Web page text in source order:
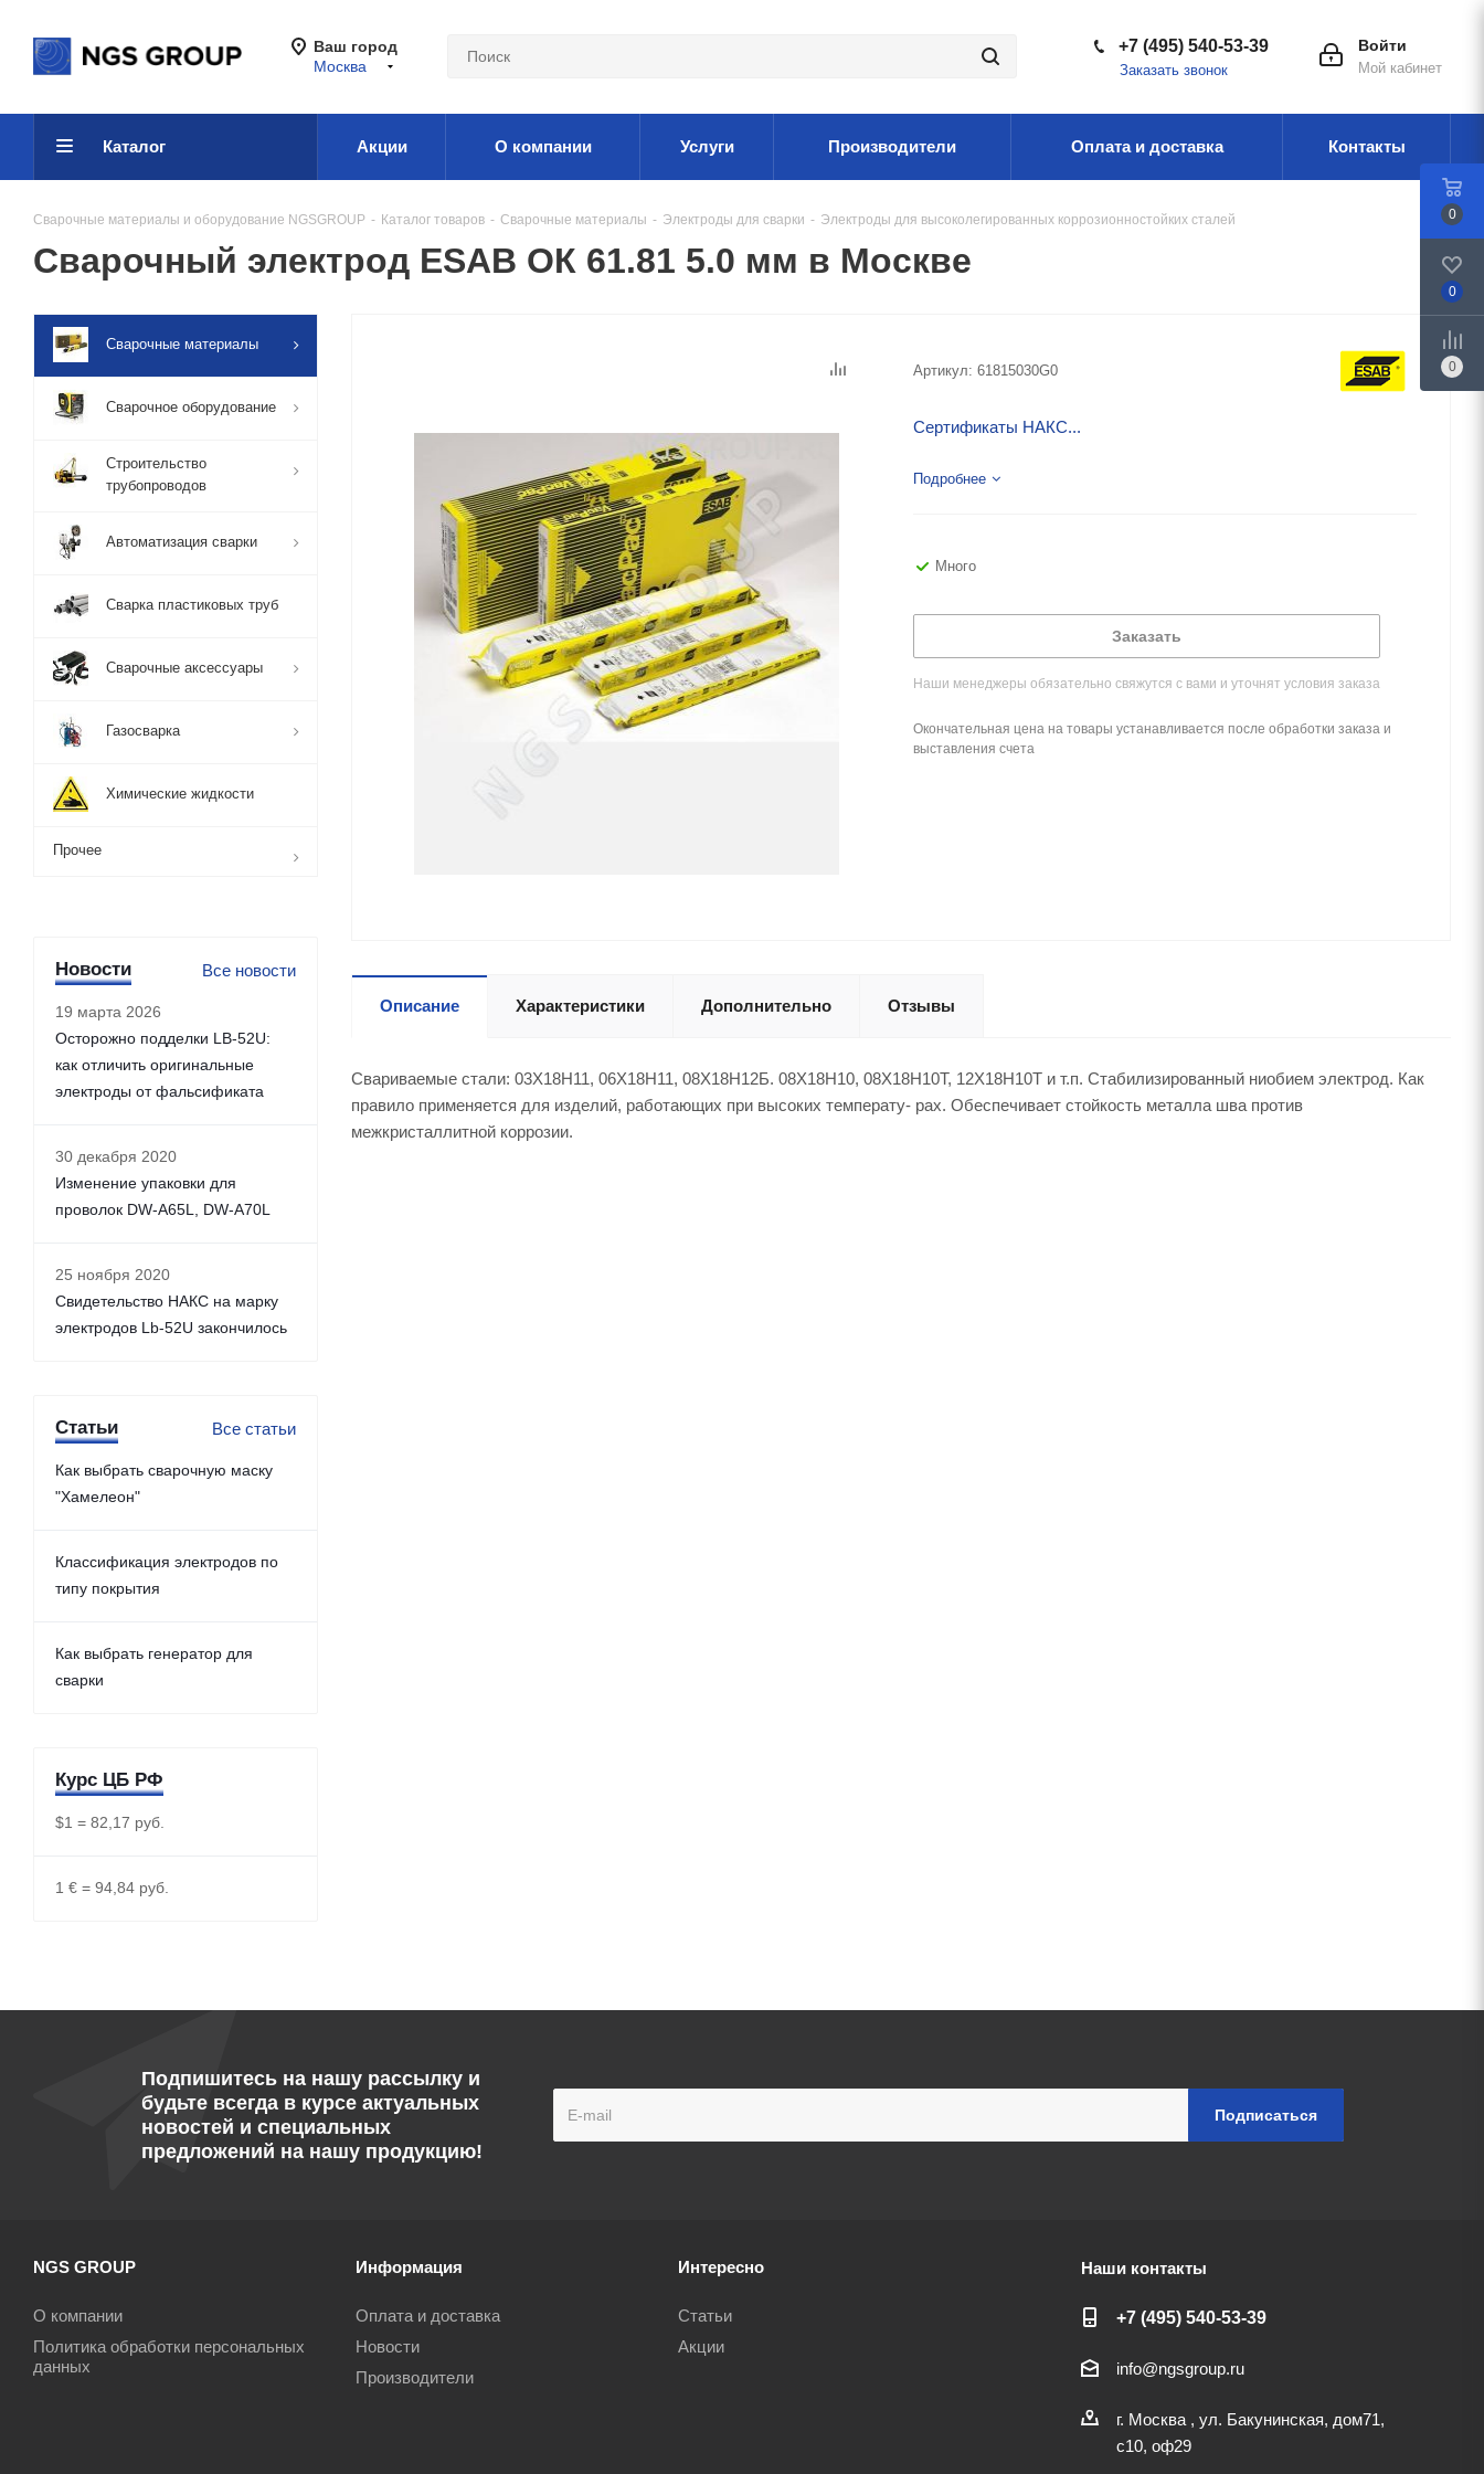
Ваш город
Москва
Войти
Мой кабинет
+7 (495) 540-53-39
Заказать звонок
Каталог Акции О компании Услуги Производители Оплата и доставка Контакты
Сварочные материалы и оборудование NGSGROUP - Каталог товаров - Сварочные материалы - Электроды для сварки - Электроды для высоколегированных коррозионностойких сталей
Сварочный электрод ESAB ОК 61.81 5.0 мм в Москве
Артикул: 61815030G0
Сертификаты НАКС...
Подробнее
Много
Заказать
Наши менеджеры обязательно свяжутся с вами и уточнят условия заказа
Окончательная цена на товары устанавливается после обработки заказа и
выставления счета
Описание Характеристики Дополнительно Отзывы
Свариваемые стали: 03Х18Н11, 06Х18Н11, 08Х18Н12Б. 08Х18Н10, 08Х18Н10Т, 12Х18Н10Т и т.п. Стабилизированный ниобием электрод. Как
правило применяется для изделий, работающих при высоких температу- рах. Обеспечивает стойкость металла шва против
межкристаллитной коррозии.
Сварочные материалы
Сварочное оборудование
Строительство
трубопроводов
Автоматизация сварки
Сварка пластиковых труб
Сварочные аксессуары
Газосварка
Химические жидкости
Прочее
Новости Все новости
19 марта 2026
Осторожно подделки LB-52U:
как отличить оригинальные
электроды от фальсификата
30 декабря 2020
Изменение упаковки для
проволок DW-A65L, DW-A70L
25 ноября 2020
Свидетельство НАКС на марку
электродов Lb-52U закончилось
Статьи Все статьи
Как выбрать сварочную маску
"Хамелеон"
Классификация электродов по
типу покрытия
Как выбрать генератор для
сварки
Курс ЦБ РФ
$1 = 82,17 руб.
1 € = 94,84 руб.
Подпишитесь на нашу рассылку и
будьте всегда в курсе актуальных
новостей и специальных
предложений на нашу продукцию!
NGS GROUP
О компании
Политика обработки персональных
данных
Информация
Оплата и доставка
Новости
Производители
Интересно
Статьи
Акции
Наши контакты
+7 (495) 540-53-39
info@ngsgroup.ru
г. Москва , ул. Бакунинская, дом71,
с10, оф29
0
0
0